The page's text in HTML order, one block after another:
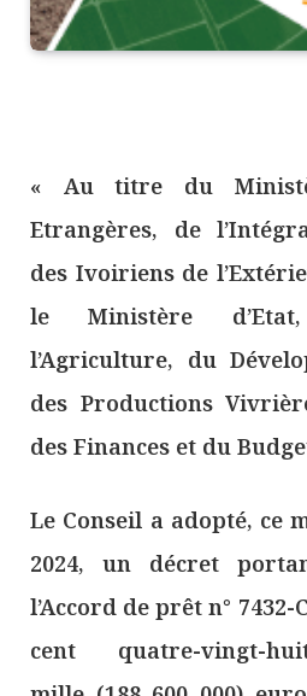
« Au titre du
Etrangères, de
des Ivoiriens de
le Ministère
l’Agriculture, du
des Productions
des Finances et du
Le Conseil a adopté, ce
2024, un décret
l’Accord de prêt n°
cent quatre-vingt-